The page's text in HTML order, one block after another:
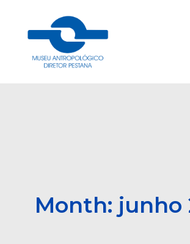
ApoieMonth: junho